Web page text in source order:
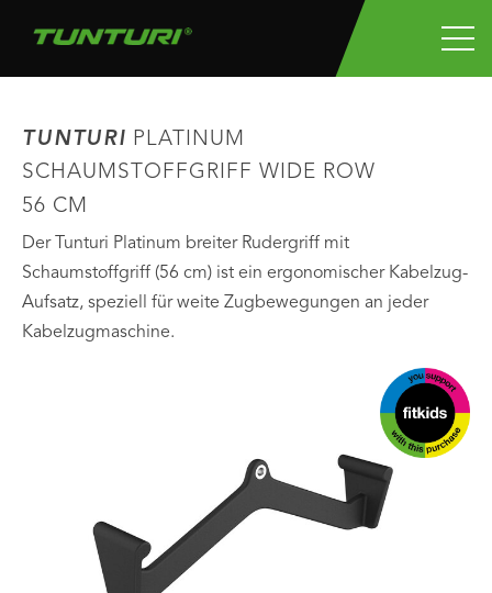
TUNTURI PLATINUM
SCHAUMSTOFFGRIFF WIDE ROW
56 CM
Der Tunturi Platinum breiter Rudergriff mit
Schaumstoffgriff (56 cm) ist ein ergonomischer Kabelzug-
Aufsatz, speziell für weite Zugbewegungen an jeder
Kabelzugmaschine.